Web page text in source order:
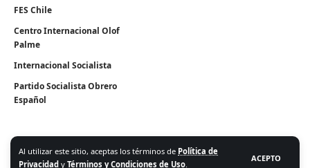
Al utilizar este sitio, aceptas los términos de Política de
Privacidad y Términos y Condiciones de Uso.
ACEPTO
FES Chile
Centro Internacional Olof
Palme
Internacional Socialista
Partido Socialista Obrero
Español